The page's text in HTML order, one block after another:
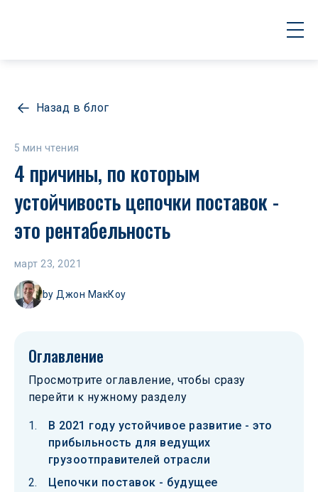
Назад в блог
5 мин чтения
4 причины, по которым
устойчивость цепочки поставок -
это рентабельность
март 23, 2021
by Джон МакКоу
Оглавление
Просмотрите оглавление, чтобы сразу
перейти к нужному разделу
В 2021 году устойчивое развитие - это
прибыльность для ведущих
грузоотправителей отрасли
Цепочки поставок - будущее